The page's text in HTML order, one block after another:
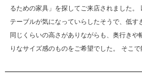
るための家具」を探してご来店されました
テーブルが気になっていらしたそうで、低す
同じくらいの高さがありながらも、奥行きや
りなサイズ感のものをご希望でした。 そこ